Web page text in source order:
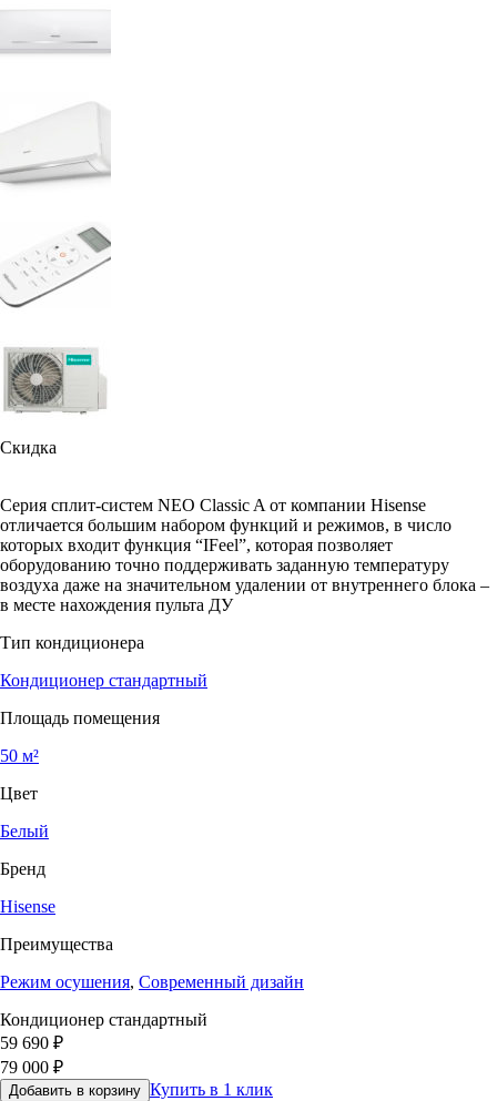
Скидка
Серия сплит-систем NEO Classic A от компании Hisense
отличается большим набором функций и режимов, в число
которых входит функция “IFeel”, которая позволяет
оборудованию точно поддерживать заданную температуру
воздуха даже на значительном удалении от внутреннего блока –
в месте нахождения пульта ДУ
Тип кондиционера
Кондиционер стандартный
Площадь помещения
50 м²
Цвет
Белый
Бренд
Hisense
Преимущества
Режим осушения, Современный дизайн
Кондиционер стандартный
59 690 ₽
79 000 ₽
Добавить в корзину Купить в 1 клик